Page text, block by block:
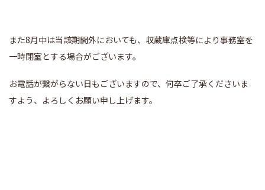
また8月中は当該期間外においても、収蔵庫点検等により事務室を
一時閉室とする場合がございます。
お電話が繋がらない日もございますので、何卒ご了承くださいま
すよう、よろしくお願い申し上げます。